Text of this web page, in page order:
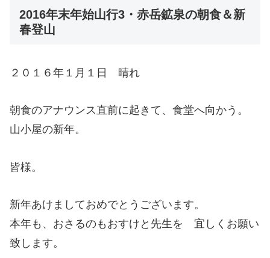
2016年末年始山行3・赤岳鉱泉の朝食＆新
春登山
２０１６年１月１日 晴れ
朝食のアナウンス直前に起きて、食堂へ向かう。
山小屋の新年。
皆様。
新年あけましておめでとうございます。
本年も、おさるのもおすけと先生を 宜しくお願い
致します。